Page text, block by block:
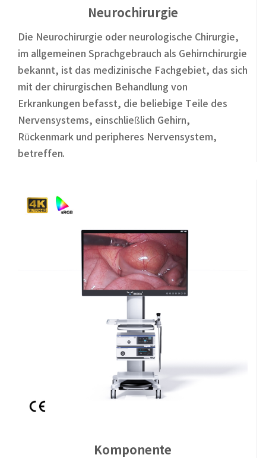
Neurochirurgie
Die Neurochirurgie oder neurologische Chirurgie,
im allgemeinen Sprachgebrauch als Gehirnchirurgie
bekannt, ist das medizinische Fachgebiet, das sich
mit der chirurgischen Behandlung von
Erkrankungen befasst, die beliebige Teile des
Nervensystems, einschließlich Gehirn,
Rückenmark und peripheres Nervensystem,
betreffen.
Komponente